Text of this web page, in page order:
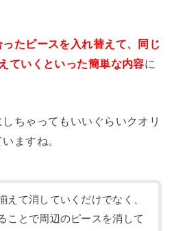
たピースを入れ替えて、同じ
ていくといった簡単な内容に
ちゃってもいいぐらいクオリ
ますね。
えて消していくだけでなく、
ことで周辺のピースを消して